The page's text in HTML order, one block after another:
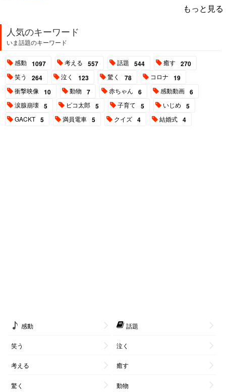
もっと見る
人気のキーワード
いま話題のキーワード
感動 1097 考える 557 話題 544 癒す 270
笑う 264 泣く 123 驚く 78 コロナ 19
衝撃映像 10 動物 7 赤ちゃん 6 感動動画 6
涙腺崩壊 5 ピコ太郎 5 子育て 5 いじめ 5
GACKT 5 満員電車 5 クイズ 4 結婚式 4
感動 話題
笑う 泣く
考える 癒す
驚く 動物